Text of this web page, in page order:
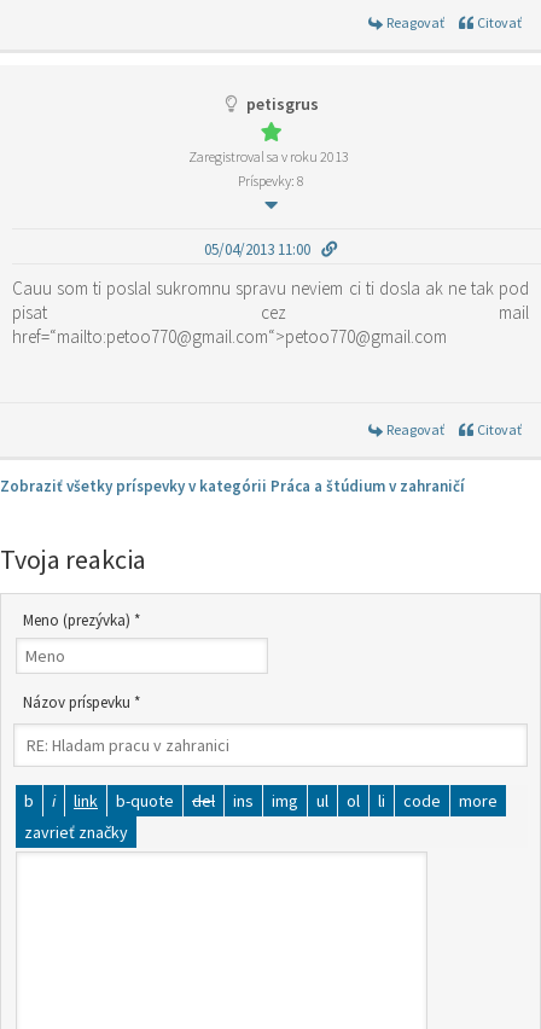
Reagovať Citovať
petisgrus
Zaregistroval sa v roku 2013
Príspevky: 8
05/04/2013 11:00
Cauu som ti poslal sukromnu spravu neviem ci ti dosla ak ne tak pod
pisat cez mail
href=“mailto:petoo770@gmail.com“>petoo770@gmail.com
Reagovať Citovať
Zobraziť všetky príspevky v kategórii Práca a štúdium v zahraničí
Tvoja reakcia
Meno (prezývka) *
Názov príspevku *